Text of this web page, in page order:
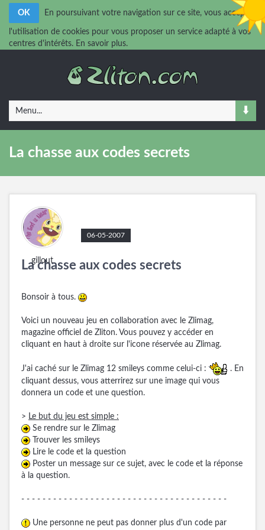
OK En poursuivant votre navigation sur ce site, vous acceptez
l'utilisation de cookies pour vous proposer un service adapté à vos
centres d'intérêts. En savoir plus.
Menu...
La chasse aux codes secrets
La chasse aux codes secrets
06-05-2007
gillout
Bonsoir à tous.
Voici un nouveau jeu en collaboration avec le Zlimag,
magazine officiel de Zliton. Vous pouvez y accéder en
cliquant en haut à droite sur l'icone réservée au Zlimag.
J'ai caché sur le Zlimag 12 smileys comme celui-ci :
. En
cliquant dessus, vous atterrirez sur une image qui vous
donnera un code et une question.
> Le but du jeu est simple :
Se rendre sur le Zlimag
Trouver les smileys
Lire le code et la question
Poster un message sur ce sujet, avec le code et la réponse
à la question.
- - - - - - - - - - - - - - - - - - - - - - - - - - - - - - - - - - - - - - -
Une personne ne peut pas donner plus d'un code par